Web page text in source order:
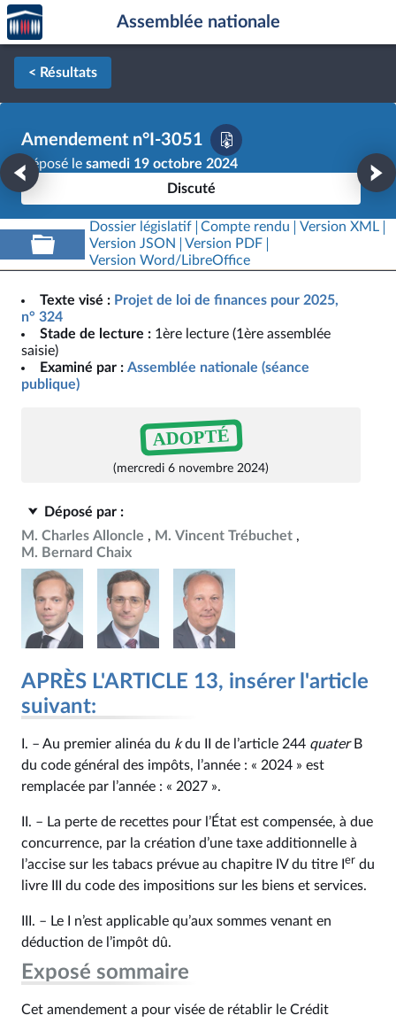
Aller au contenu
Aller en bas de la page
Accèder
à la
page
d'accueil
Assemblée nationale
< Résultats
Amendement n°I-3051
Déposé le samedi 19 octobre 2024
Discuté
Dossier législatif Compte rendu
Version XML
Version JSON
Version PDF
Version Word/LibreOffice
Texte visé : Projet de loi de finances pour 2025,
n° 324
Stade de lecture : 1ère lecture (1ère assemblée
saisie)
Examiné par : Assemblée nationale (séance
publique)
ADOPTÉ
(mercredi 6 novembre 2024)
Déposé par :
M. Charles Alloncle
M. Vincent Trébuchet
M. Bernard Chaix
APRÈS L'ARTICLE 13, insérer l'article
suivant:
I. – Au premier alinéa du kdu II de l’article 244 quaterB
du code général des impôts, l’année : « 2024 » est
remplacée par l’année : « 2027 ».
II. – La perte de recettes pour l’État est compensée, à due
concurrence, par la création d’une taxe additionnelle à
l’accise sur les tabacs prévue au chapitre IV du titre I er du
livre III du code des impositions sur les biens et services.
III. – Le I n’est applicable qu’aux sommes venant en
déduction de l’impôt dû.
Exposé sommaire
Cet amendement a pour visée de rétablir le Crédit